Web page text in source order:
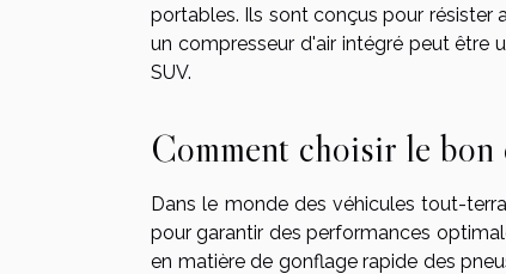
portables. Ils sont conçus pour résister
un compresseur d'air intégré peut être
SUV.
Comment choisir le
Dans le monde des véhicules tout-
pour garantir des performances
en matière de gonflage rapide des